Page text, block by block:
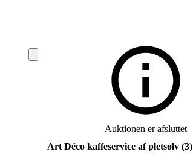
Auktionen er afsluttet
Art Déco kaffeservice af pletsølv (3)